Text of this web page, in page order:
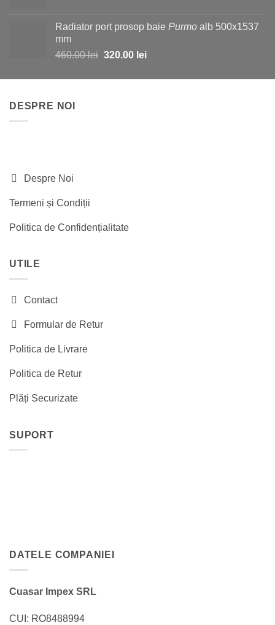
fost:
1,130.00 lei.
Radiator port prosop baie Purmo alb 500x1537
mm
460.00lei Prețul
a
320.00 leiPrețul
este:
DESPRE NOI
Despre Noi
Termeni și Condiții
Politica de Confidențialitate
UTILE
Contact
Formular de Retur
Politica de Livrare
Politica de Retur
Plăți Securizate
SUPORT
DATELE COMPANIEI
Cuasar Impex SRL
CUI: RO8488994